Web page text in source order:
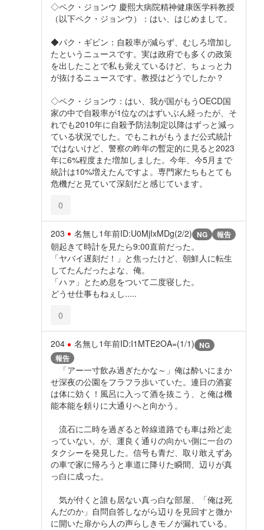
◇ペク・ジョンウ 慶熙大病院精神健康医学科教授
（以下ペク・ジョンウ）：はい、はじめまして。
◆パク・ギビン：自殺率が減らず、むしろ増加し
たというニュースです。実は政府でも多くの政策
を出したことで私も覚えているけど、ちょっと力
が抜けるニュースです。教授はどうでしたか？
◇ペク・ジョンウ：はい、我が国がもうOECD国
家の中で自殺率が1位なのはずいぶん経ったが、そ
れでも2010年に自殺予防法制定以降はずっと減っ
ている状況でした。でもこれがもうまだ公式統計
ではないけど、警察の昨年の暫定的に見ると2023
年に6%程度また増加しました。今年、今5月まで
統計は10%増えたんですよ。専門家たちもとても
危機だと見ていて深刻だと感じています。
0
203 名無し1年前ID:U0MjIxMDg(2/2) NG 報告
朝起きて時計を見たら9:00直前だった。
「ヤバイ遅刻だ！」と焦ったけど、朝鮮人に転生
してたんだったよな、俺。
「ハァ」とため息をついて二度寝した。
どうせ仕事もねぇし.....
0
204 名無し1年前ID:I1MTE2OA=(1/1) NG
報告
「アー一寸飲み過ぎたかな～」俺は酔いにまか
せ深夜の公園をフラフラ歩いていた。連日の酒宴
は体に効く！風呂に入って酒を抜こう、と俺は機
能本能を頼りに大通りへと向かう。
流石に二時を過ぎると幹線道路でも車は殆ど走
っていない。が、運良く通りの向かい側に一台の
タクシーを発見した。信号も青だ、取り敢えずあ
の車で家に帰ろうと車道に降りた瞬間、辺りが真
っ白に成った。
気が付くと誰も居ない真っ白な部屋、「俺は死
んだのか」自問自答しながら辺りを見回すと微か
に開いた扉から人の声らしきモノが漏れている。